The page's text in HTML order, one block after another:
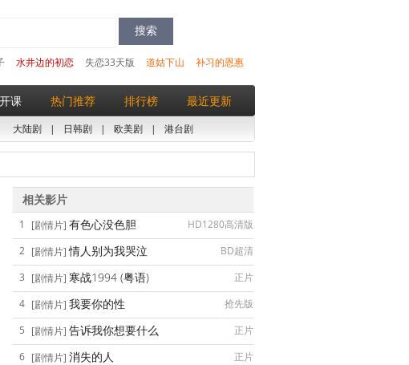
补习的恩惠
道姑下山
失恋33天版
水井边的初恋
课 热门推荐 排行榜 最近更新
大陆剧 | 日韩剧 | 欧美剧 | 港台剧
相关影片
1 [剧情片] 有色心没色胆
HD1280高清版
2 [剧情片]情人别为我哭泣
BD超清
3 [剧情片] 寒战1994 (粤语)
正片
4 [剧情片] 我要你的性
抢先版
5 [剧情片] 告诉我你想要什么
正片
6 [剧情片] 消失的人
正片